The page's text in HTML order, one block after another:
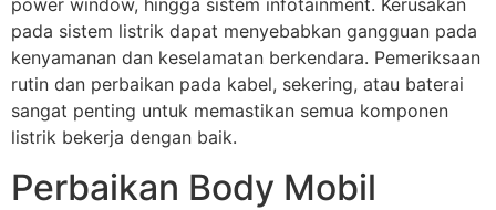
power window, hingga sistem infotainment. Kerusakan
pada sistem listrik dapat menyebabkan gangguan pada
kenyamanan dan keselamatan berkendara. Pemeriksaan
rutin dan perbaikan pada kabel, sekering, atau baterai
sangat penting untuk memastikan semua komponen
listrik bekerja dengan baik.
Perbaikan Body Mobil